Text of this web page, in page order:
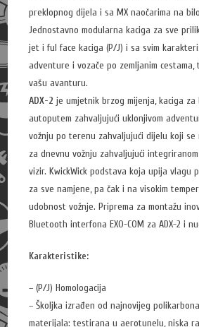
preklopnog dijela i sa MX naočarima na
Jednostavno modularna kaciga za sve
jet i ful face kaciga (P/J) i sa svim
adventure i vozače po zemljanim
vašu avanturu.
ADX-2 je umjetnik brzog mijenja, kaciga za
autoputem zahvaljujući uklonjivom
vožnju po terenu zahvaljujući dijelu koji se
za dnevnu vožnju zahvaljujući
vizir. KwickWick podstava koja upija vlagu
za sve namjene, pa čak i na visokim
udobnost vožnje. Priprema za montažu
Bluetooth interfona EXO-COM za ADX-2 i
Karakteristike:
– (P/J) Homologacija
– Školjka izrađen od najnovijeg
materijala: testirana u aerotunelu, niska